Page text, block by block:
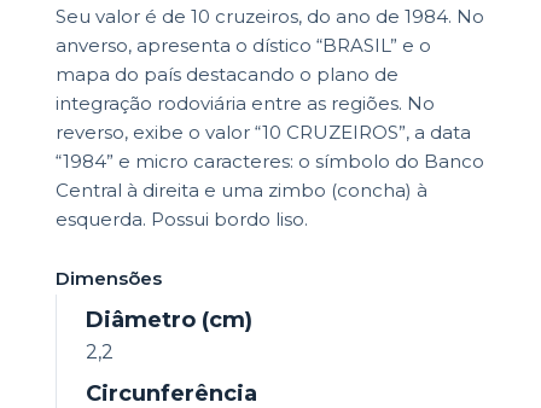
Seu valor é de 10 cruzeiros, do ano de 1984. No
anverso, apresenta o dístico “BRASIL” e o
mapa do país destacando o plano de
integração rodoviária entre as regiões. No
reverso, exibe o valor “10 CRUZEIROS”, a data
“1984” e micro caracteres: o símbolo do Banco
Central à direita e uma zimbo (concha) à
esquerda. Possui bordo liso.
Dimensões
Diâmetro (cm)
2,2
Circunferência